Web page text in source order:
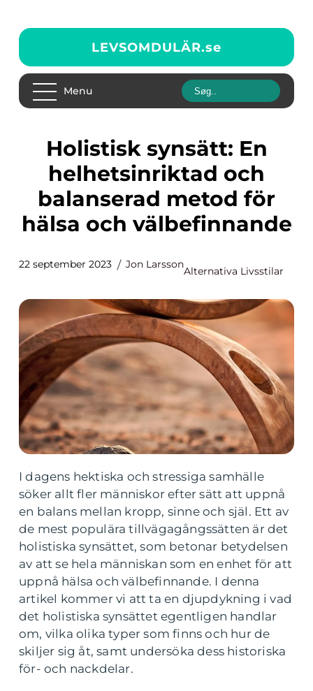
LEVSOMDULÄR.se
Menu
Holistisk synsätt: En
helhetsinriktad och
balanserad metod för
hälsa och välbefinnande
22 september 2023 Jon Larsson
Alternativa Livsstilar
I dagens hektiska och stressiga samhälle
söker allt fler människor efter sätt att uppnå
en balans mellan kropp, sinne och själ. Ett av
de mest populära tillvägagångssätten är det
holistiska synsättet, som betonar betydelsen
av att se hela människan som en enhet för att
uppnå hälsa och välbefinnande. I denna
artikel kommer vi att ta en djupdykning i vad
det holistiska synsättet egentligen handlar
om, vilka olika typer som finns och hur de
skiljer sig åt, samt undersöka dess historiska
för- och nackdelar.